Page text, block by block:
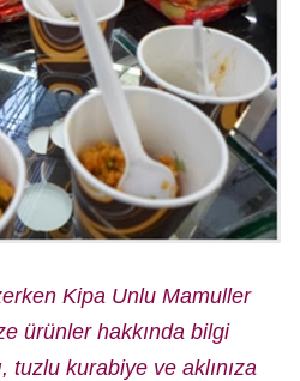
Kipa Unlu Mamuller
ürünler hakkında bilgi
tuzlu kurabiye ve aklınıza